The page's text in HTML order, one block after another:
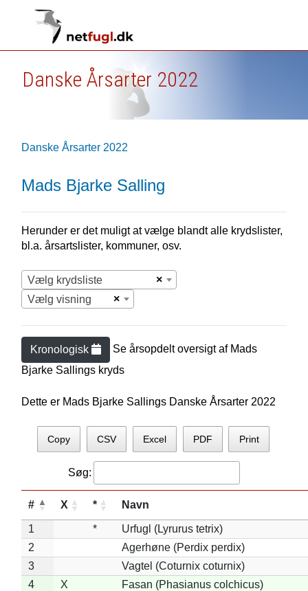
Danske Årsarter 2022
Danske Årsarter 2022
Mads Bjarke Salling
Herunder er det muligt at vælge blandt alle krydslister,
bl.a. årsartslister, kommuner, osv.
×
Vælg krydsliste
×
Vælg visning
Kronologisk Se årsopdelt oversigt af Mads
Bjarke Sallings kryds
Dette er Mads Bjarke Sallings Danske Årsarter 2022
Copy CSV Excel PDF Print
Søg:
# X * Navn
1 *
Urfugl (Lyrurus tetrix)
2
Agerhøne (Perdix perdix)
3
Vagtel (Coturnix coturnix)
4
X Fasan (Phasianus colchicus)